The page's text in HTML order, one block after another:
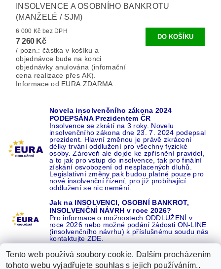
INSOLVENCE A OSOBNÍHO BANKROTU
(MANŽELÉ / SJM)
6 000 Kč bez DPH
7 260 Kč
/ pozn.: částka v košíku a
objednávce bude na konci
objednávky anulována (infomační
cena realizace přes AK).
Informace od EURA ZDARMA
Novela insolvenčního zákona 2024
PODEPSÁNA Prezidentem ČR
Insolvence se zkrátí na 3 roky. Novelu
insolvenčního zákona dne 23. 7. 2024 podepsal
prezident. Hlavní změnou je právě zkrácení
délky trvání oddlužení pro všechny fyzické
osoby. Zároveň ale dojde ke zpřísnění pravidel,
a to jak pro vstup do insolvence, tak pro finální
získání osvobození od nesplacených dluhů.
Legislativní změny pak budou platné pouze pro
nové insolvenční řízení, pro již probíhající
oddlužení se nic nemění.
Jak na INSOLVENCI, OSOBNÍ BANKROT,
INSOLVENČNÍ NÁVRH v roce 2026?
Pro informace o možnostech ODDLUŽENÍ v
roce 2026 nebo možné podání žádosti ON-LINE
(insolvenčního návrhu) k příslušnému soudu nás
kontaktujte ZDE.
Tento web používá soubory cookie. Dalším procházením
tohoto webu vyjadřujete souhlas s jejich používáním..